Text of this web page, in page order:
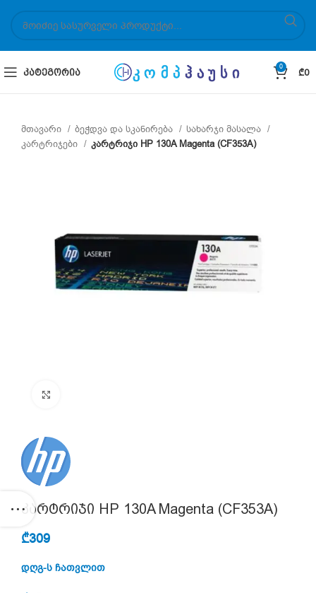
ᲙᲐᲢᲔᲒᲝᲠᲘᲐ
0
₾0
მთავარი ბეჭდვა და სკანირება
სახარჯი მასალა
კარტრიჯები
კარტრიჯი HP 130A Magenta (CF353A)
კარტრიჯი HP 130A Magenta (CF353A)
₾309
დღგ-ს ჩათვლით